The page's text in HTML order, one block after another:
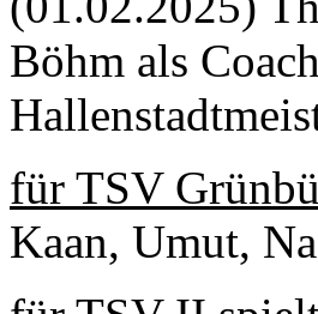
Böhm als
für TSV
Kaan, Umut,